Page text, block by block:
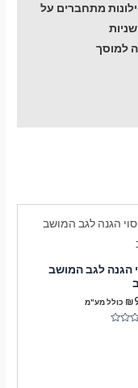
מתחברים על
למוסך
הגנה לגב המושב
₪ כולל מע"מ